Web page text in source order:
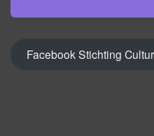
Facebook Stichting